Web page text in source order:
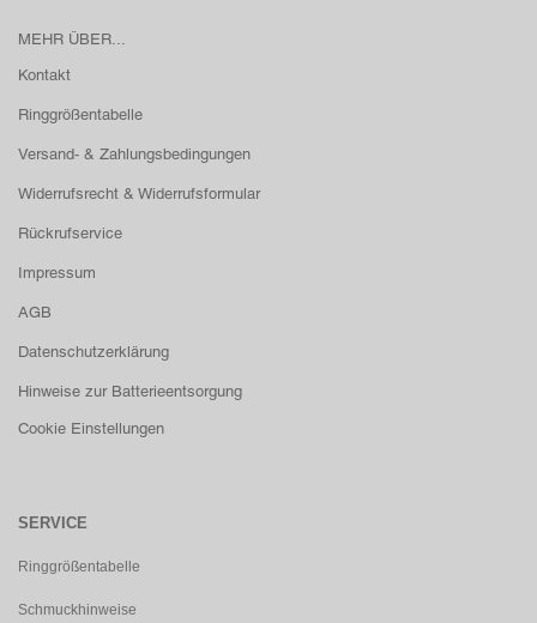
MEHR ÜBER...
Kontakt
Ringgrößentabelle
Versand- & Zahlungsbedingungen
Widerrufsrecht & Widerrufsformular
Rückrufservice
Impressum
AGB
Datenschutzerklärung
Hinweise zur Batterieentsorgung
Cookie Einstellungen
SERVICE
Ringgrößentabelle
Schmuckhinweise